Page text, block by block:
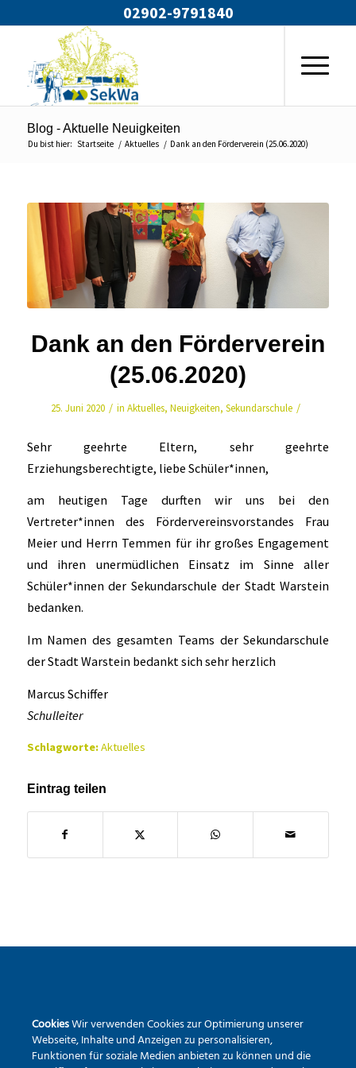
02902-9791840
Blog - Aktuelle Neuigkeiten
Du bist hier: Startseite / Aktuelles / Dank an den Förderverein (25.06.2020)
Dank an den Förderverein
(25.06.2020)
25. Juni 2020 / inAktuelles,Neuigkeiten,Sekundarschule /
Sehr geehrte Eltern, sehr geehrte
Erziehungsberechtigte, liebe Schüler*innen,
am heutigen Tage durften wir uns bei den
Vertreter*innen des Fördervereinsvorstandes Frau
Meier und Herrn Temmen für ihr großes Engagement
und ihren unermüdlichen Einsatz im Sinne aller
Schüler*innen der Sekundarschule der Stadt Warstein
bedanken.
Im Namen des gesamten Teams der Sekundarschule
der Stadt Warstein bedankt sich sehr herzlich
Marcus Schiffer
Schulleiter
Schlagworte:Aktuelles
Eintrag teilen
Pietrapaola-Platz 4
59581 Warstein
CookiesWir verwenden Cookies zur Optimierung unserer
Webseite, Inhalte und Anzeigen zu personalisieren,
Funktionen für soziale Medien anbieten zu können und die